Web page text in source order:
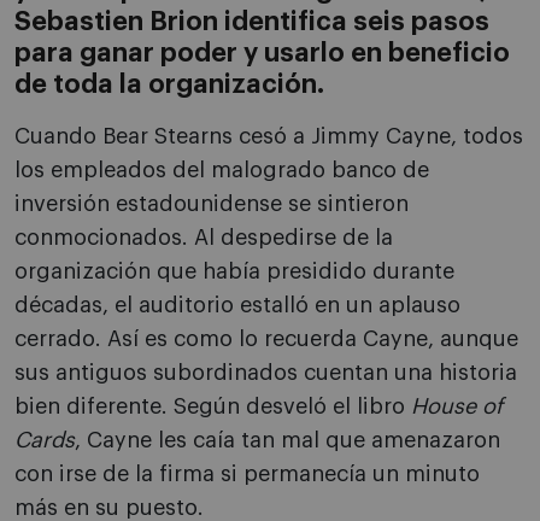
Sebastien Brion identifica seis pasos
para ganar poder y usarlo en beneficio
de toda la organización.
Cuando Bear Stearns cesó a Jimmy Cayne, todos
los empleados del malogrado banco de
inversión estadounidense se sintieron
conmocionados. Al despedirse de la
organización que había presidido durante
décadas, el auditorio estalló en un aplauso
cerrado. Así es como lo recuerda Cayne, aunque
sus antiguos subordinados cuentan una historia
bien diferente. Según desveló el libro House of
Cards, Cayne les caía tan mal que amenazaron
con irse de la firma si permanecía un minuto
más en su puesto.